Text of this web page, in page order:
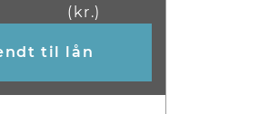
(kr.)
til lån